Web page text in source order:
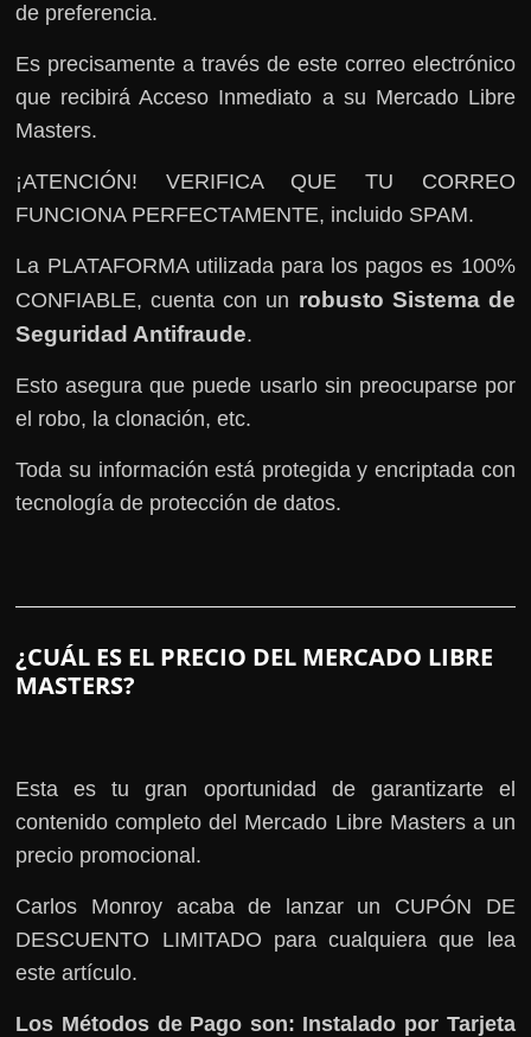
de preferencia.
Es precisamente a través de este correo electrónico
que recibirá Acceso Inmediato a su Mercado Libre
Masters.
¡ATENCIÓN! VERIFICA QUE TU CORREO
FUNCIONA PERFECTAMENTE, incluido SPAM.
La PLATAFORMA utilizada para los pagos es 100%
CONFIABLE, cuenta con un robusto Sistema de
Seguridad Antifraude.
Esto asegura que puede usarlo sin preocuparse por
el robo, la clonación, etc.
Toda su información está protegida y encriptada con
tecnología de protección de datos.
¿CUÁL ES EL PRECIO DEL MERCADO LIBRE
MASTERS?
Esta es tu gran oportunidad de garantizarte el
contenido completo del Mercado Libre Masters a un
precio promocional.
Carlos Monroy acaba de lanzar un CUPÓN DE
DESCUENTO LIMITADO para cualquiera que lea
este artículo.
Los Métodos de Pago son: Instalado por Tarjeta